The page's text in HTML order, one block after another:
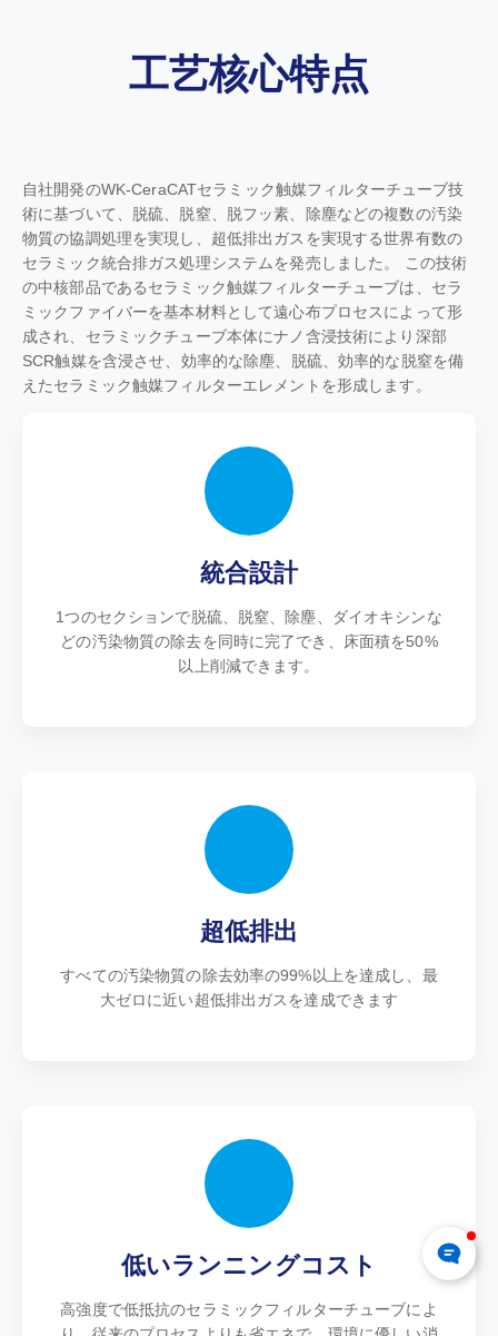
工艺核心特点
自社開発のWK-CeraCATセラミック触媒フィルターチューブ技
術に基づいて、脱硫、脱窒、脱フッ素、除塵などの複数の汚染
物質の協調処理を実現し、超低排出ガスを実現する世界有数の
セラミック統合排ガス処理システムを発売しました。 この技術
の中核部品であるセラミック触媒フィルターチューブは、セラ
ミックファイバーを基本材料として遠心布プロセスによって形
成され、セラミックチューブ本体にナノ含浸技術により深部
SCR触媒を含浸させ、効率的な除塵、脱硫、効率的な脱窒を備
えたセラミック触媒フィルターエレメントを形成します。
統合設計
1つのセクションで脱硫、脱窒、除塵、ダイオキシンな
どの汚染物質の除去を同時に完了でき、床面積を50%
以上削減できます。
超低排出
すべての汚染物質の除去効率の99%以上を達成し、最
大ゼロに近い超低排出ガスを達成できます
低いランニングコスト
高強度で低抵抗のセラミックフィルターチューブによ